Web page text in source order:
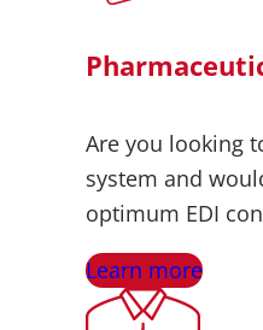
Are you looking
system and
optimum EDI
Learn more